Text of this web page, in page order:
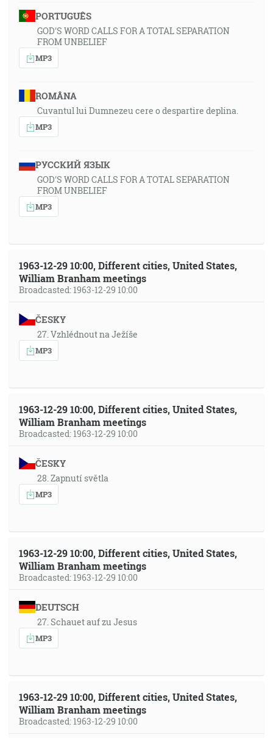
PORTUGUÊS
GOD'S WORD CALLS FOR A TOTAL SEPARATION
FROM UNBELIEF
MP3
ROMÂNA
Cuvantul lui Dumnezeu cere o despartire deplina.
MP3
РУССКИЙ ЯЗЫК
GOD'S WORD CALLS FOR A TOTAL SEPARATION
FROM UNBELIEF
MP3
1963-12-29 10:00, Different cities, United States,
William Branham meetings
Broadcasted: 1963-12-29 10:00
ČESKY
27. Vzhlédnout na Ježíše
MP3
1963-12-29 10:00, Different cities, United States,
William Branham meetings
Broadcasted: 1963-12-29 10:00
ČESKY
28. Zapnutí světla
MP3
1963-12-29 10:00, Different cities, United States,
William Branham meetings
Broadcasted: 1963-12-29 10:00
DEUTSCH
27. Schauet auf zu Jesus
MP3
1963-12-29 10:00, Different cities, United States,
William Branham meetings
Broadcasted: 1963-12-29 10:00